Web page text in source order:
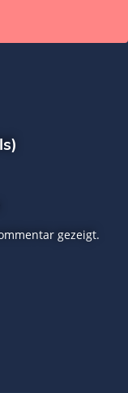
gezeigt.